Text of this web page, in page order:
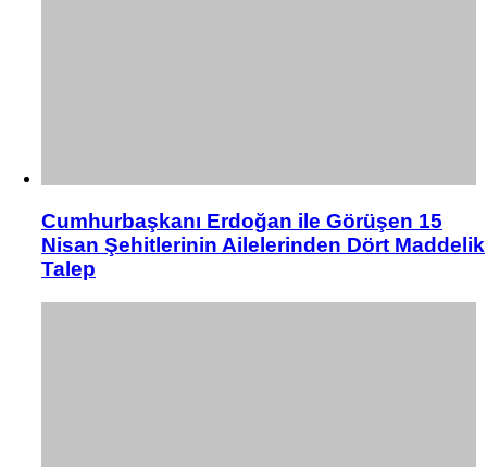
Cumhurbaşkanı Erdoğan ile Görüşen 15
Nisan Şehitlerinin Ailelerinden Dört Maddelik
Talep